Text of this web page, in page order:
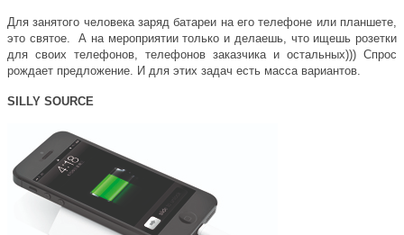
Для занятого человека заряд батареи на его телефоне или планшете,
это святое. А на мероприятии только и делаешь, что ищешь розетки
для своих телефонов, телефонов заказчика и остальных))) Спрос
рождает предложение. И для этих задач есть масса вариантов.
SILLY SOURCE